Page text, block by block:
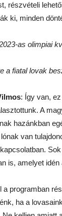
részvételi
ki, minden
as olimpiai
a fiatal lovak
: Így van,
A
hazánkban
van
is, amelyet
a programban
ha a